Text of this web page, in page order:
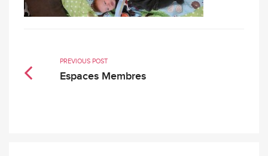
PREVIOUS POST
Espaces Membres